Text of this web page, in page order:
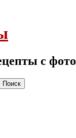
с фото